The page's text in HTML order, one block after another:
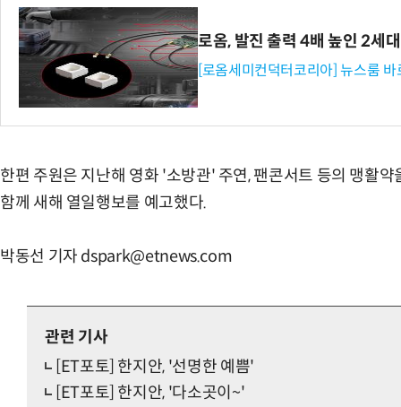
로옴, 발진 출력 4배 높인 2세
[로옴세미컨덕터코리아] 뉴스룸 바
한편 주원은 지난해 영화 '소방관' 주연, 팬콘서트 등의 맹활
함께 새해 열일행보를 예고했다.
박동선 기자 dspark@etnews.com
관련 기사
[ET포토] 한지안, '선명한 예쁨'
[ET포토] 한지안, '다소곳이~'